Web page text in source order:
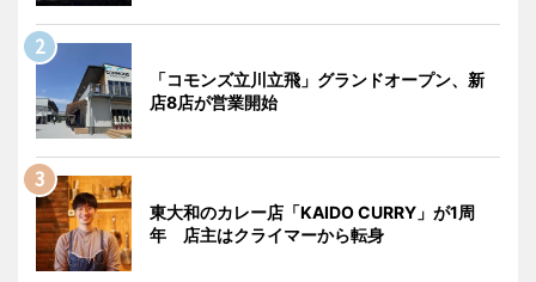
「コモンズ立川立飛」グランドオープン、新
店8店が営業開始
東大和のカレー店「KAIDO CURRY」が1周
年 店主はクライマーから転身